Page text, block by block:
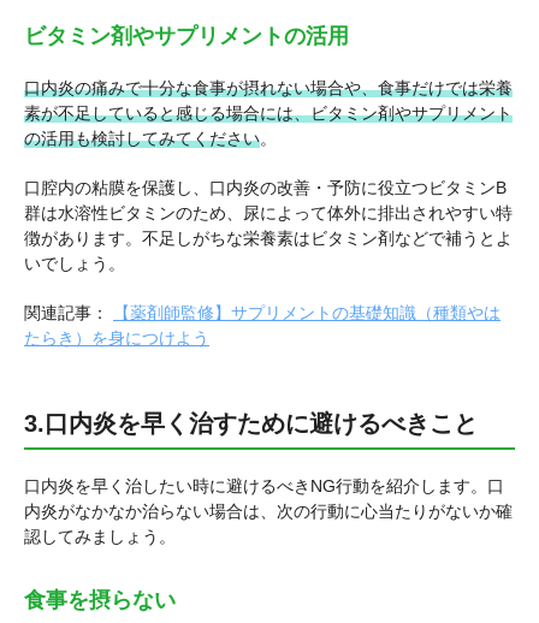
ビタミン剤やサプリメントの活用
口内炎の痛みで十分な食事が摂れない場合や、食事だけでは栄養
素が不足していると感じる場合には、ビタミン剤やサプリメント
の活用も検討してみてください。
口腔内の粘膜を保護し、口内炎の改善・予防に役立つビタミンB
群は水溶性ビタミンのため、尿によって体外に排出されやすい特
徴があります。不足しがちな栄養素はビタミン剤などで補うとよ
いでしょう。
関連記事：
【薬剤師監修】サプリメントの基礎知識（種類やは
たらき）を身につけよう
3.口内炎を早く治すために避けるべきこと
口内炎を早く治したい時に避けるべきNG行動を紹介します。口
内炎がなかなか治らない場合は、次の行動に心当たりがないか確
認してみましょう。
食事を摂らない